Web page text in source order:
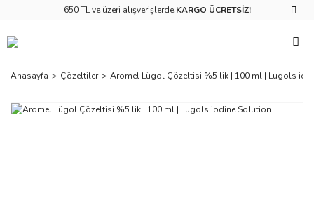
650 TL ve üzeri alışverişlerde KARGO ÜCRETSİZ!
Anasayfa Çözeltiler Aromel Lügol Çözeltisi %5 lik | 100 ml | Lugols